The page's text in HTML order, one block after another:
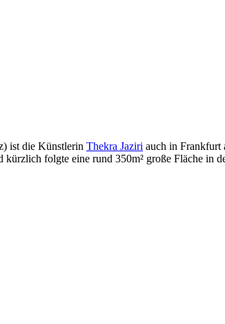
ist die Künstlerin Thekra Jaziri auch in Frankfurt
kürzlich folgte eine rund 350m² große Fläche in